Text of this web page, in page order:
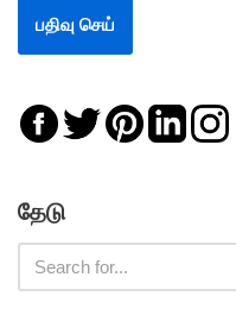
தேடு